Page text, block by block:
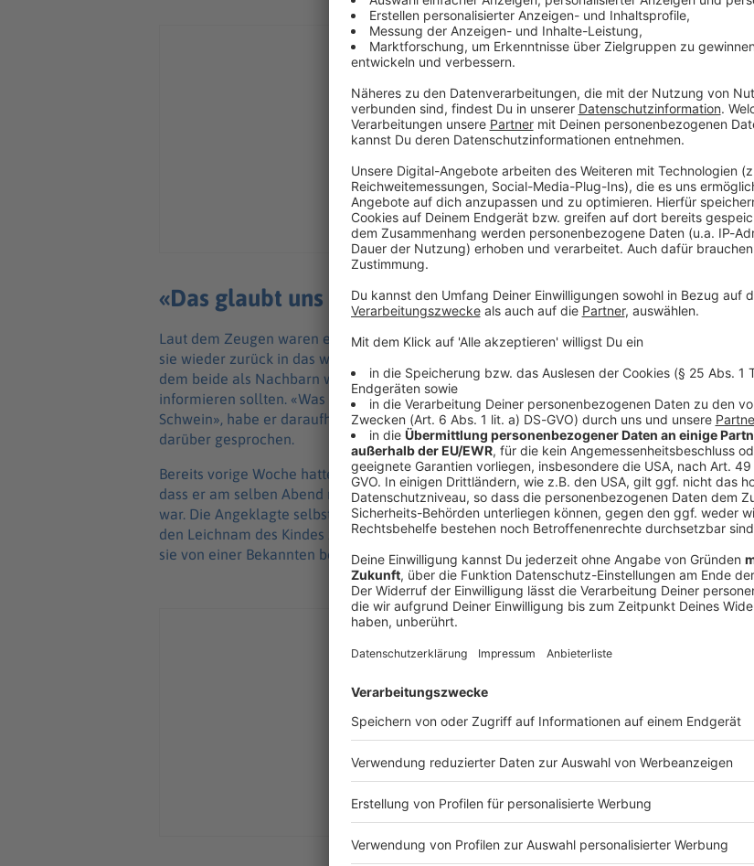
«Das glaubt uns kein Schwein»
Laut dem Zeugen waren er und die Angeklagte ungefähr eine Minute an dem Tümpel, bevor
sie wieder zurück in das wenige Kilometer entfernte Dorf im Landkreis Rostock fuhren, in
dem beide als Nachbarn wohnten. Die Angeklagte habe noch gefragt, ob sie die Polizei
informieren sollten. «Was willst Du der Polizei denn erzählen? Das glaubt uns kein
Schwein», habe er daraufhin geantwortet. Erst am nächsten Morgen habe man dann
darüber gesprochen.
Bereits vorige Woche hatte ein anderer Zeuge vor der Schwurgerichtskammer ausgesagt,
dass er am selben Abend nur wenige Stunden zuvor mit der Angeklagten an dem Tümpel
war. Die Angeklagte selbst informierte die Polizei erst am 14. Oktober und sagte, sie habe
den Leichnam des Kindes zufällig beim Spaziergehen mit dem Hund entdeckt. Dabei wurde
sie von einer Bekannten begleitet.